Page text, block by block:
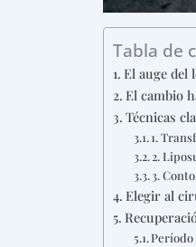
Tabla de
El auge del
El cambio
Técnicas
1.
2.
3.
Elegir al